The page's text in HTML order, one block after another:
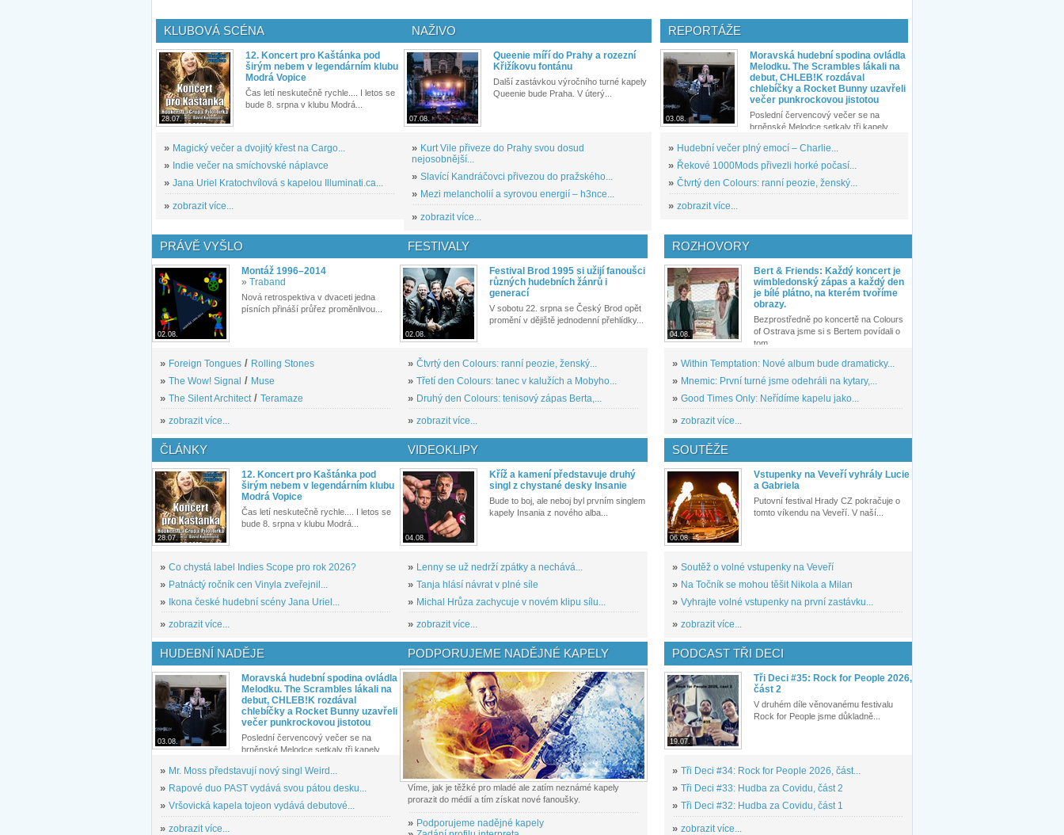
KLUBOVÁ SCÉNA
28.07.
12. Koncert pro Kaštánka pod
širým nebem v legendárním klubu
Modrá Vopice
Čas letí neskutečně rychle.... I letos se
bude 8. srpna v klubu Modrá...
» Magický večer a dvojitý křest na Cargo...
» Indie večer na smíchovské náplavce
» Jana Uriel Kratochvílová s kapelou Illuminati.ca...
» zobrazit více...
NAŽIVO
07.08.
Queenie míří do Prahy a rozezní
Křižíkovu fontánu
Další zastávkou výročního turné kapely
Queenie bude Praha. V úterý...
» Kurt Vile přiveze do Prahy svou dosud
nejosobnější...
» Slavící Kandráčovci přivezou do pražského...
» Mezi melancholií a syrovou energií – h3nce...
» zobrazit více...
REPORTÁŽE
03.08.
Moravská hudební spodina ovládla
Melodku. The Scrambles lákali na
debut, CHLEB!K rozdával
chlebíčky a Rocket Bunny uzavřeli
večer punkrockovou jistotou
Poslední červencový večer se na
brněnské Melodce setkaly tři kapely...
» Hudební večer plný emocí – Charlie...
» Řekové 1000Mods přivezli horké počasí...
» Čtvrtý den Colours: ranní peozie, ženský...
» zobrazit více...
PRÁVĚ VYŠLO
02.08.
Montáž 1996–2014
» Traband
Nová retrospektiva v dvaceti jedna
písních přináší průřez proměnlivou...
» Foreign Tongues / Rolling Stones
» The Wow! Signal / Muse
» The Silent Architect / Teramaze
» zobrazit více...
FESTIVALY
02.08.
Festival Brod 1995 si užijí fanoušci
různých hudebních žánrů i
generací
V sobotu 22. srpna se Český Brod opět
promění v dějiště jednodenní přehlídky...
» Čtvrtý den Colours: ranní peozie, ženský...
» Třetí den Colours: tanec v kalužích a Mobyho...
» Druhý den Colours: tenisový zápas Berta,...
» zobrazit více...
ROZHOVORY
04.08.
Bert & Friends: Každý koncert je
wimbledonský zápas a každý den
je bílé plátno, na kterém tvoříme
obrazy.
Bezprostředně po koncertě na Colours
of Ostrava jsme si s Bertem povídali o
tom,...
» Within Temptation: Nové album bude dramaticky...
» Mnemic: První turné jsme odehráli na kytary,...
» Good Times Only: Neřídíme kapelu jako...
» zobrazit více...
ČLÁNKY
28.07.
12. Koncert pro Kaštánka pod
širým nebem v legendárním klubu
Modrá Vopice
Čas letí neskutečně rychle.... I letos se
bude 8. srpna v klubu Modrá...
» Co chystá label Indies Scope pro rok 2026?
» Patnáctý ročník cen Vinyla zveřejnil...
»
Ikona české hudební scény Jana Uriel...
» zobrazit více...
VIDEOKLIPY
04.08.
Kříž a kamení představuje druhý
singl z chystané desky Insanie
Bude to boj, ale neboj byl prvním singlem
kapely Insania z nového alba...
» Lenny se už nedrží zpátky a nechává...
» Tanja hlásí návrat v plné síle
» Michal Hrůza zachycuje v novém klipu sílu...
» zobrazit více...
SOUTĚŽE
06.08.
Vstupenky na Veveří vyhrály Lucie
a Gabriela
Putovní festival Hrady CZ pokračuje o
tomto víkendu na Veveří. V naší...
» Soutěž o volné vstupenky na Veveří
» Na Točník se mohou těšit Nikola a Milan
» Vyhrajte volné vstupenky na první zastávku...
» zobrazit více...
HUDEBNÍ NADĚJE
03.08.
Moravská hudební spodina ovládla
Melodku. The Scrambles lákali na
debut, CHLEB!K rozdával
chlebíčky a Rocket Bunny uzavřeli
večer punkrockovou jistotou
Poslední červencový večer se na
brněnské Melodce setkaly tři kapely...
» Mr. Moss představují nový singl Weird...
» Rapové duo PAST vydává svou pátou desku...
» Vršovická kapela tojeon vydává debutové...
» zobrazit více...
PODPORUJEME NADĚJNÉ KAPELY
Víme, jak je těžké pro mladé ale zatím neznámé kapely
prorazit do médií a tím získat nové fanoušky.
» Podporujeme nadějné kapely
PODCAST TŘI DECI
19.07.
Tři Deci #35: Rock for People 2026,
část 2
V druhém díle věnovanému festivalu
Rock for People jsme důkladně...
» Tři Deci #34: Rock for People 2026, část...
» Tři Deci #33: Hudba za Covidu, část 2
» Tři Deci #32: Hudba za Covidu, část 1
» zobrazit více...